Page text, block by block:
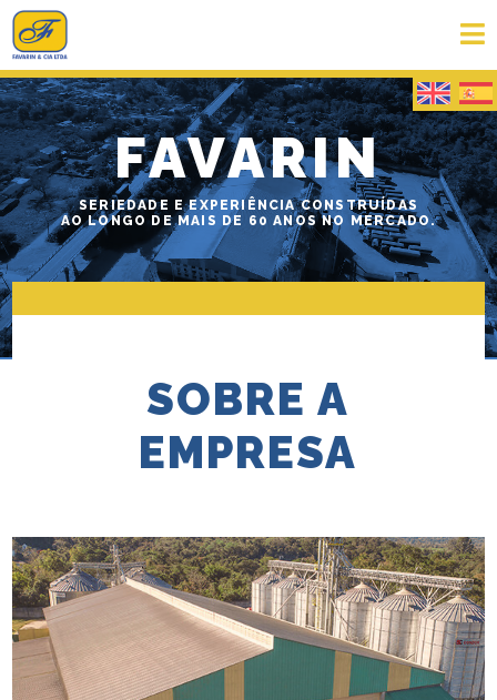
FAVARIN
SERIEDADE E EXPERIÊNCIA CONSTRUÍDAS
AO LONGO DE MAIS DE 60 ANOS NO MERCADO.
SOBRE A
EMPRESA